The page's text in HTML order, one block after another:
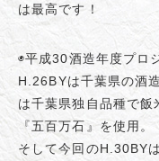
は最高です！
◉平成30酒造年度プロ
H.26BYは千葉県の酒
は千葉県独自品種で
『五百万石』を使用。
そして今回のH.30BY